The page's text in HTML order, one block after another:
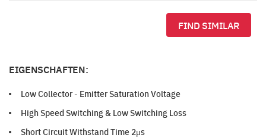
FIND SIMILAR
EIGENSCHAFTEN:
Low Collector - Emitter Saturation Voltage
High Speed Switching & Low Switching Loss
Short Circuit Withstand Time 2μs